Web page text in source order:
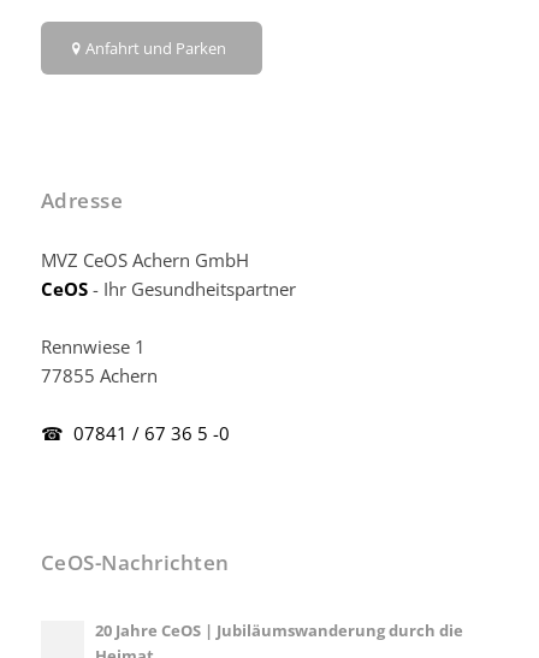
Anfahrt und Parken
Adresse
MVZ CeOS Achern GmbH
CeOS- Ihr Gesundheitspartner
Rennwiese 1
77855 Achern
☎ 07841 / 67 36 5 -0
CeOS-Nachrichten
20 Jahre CeOS | Jubiläumswanderung durch die